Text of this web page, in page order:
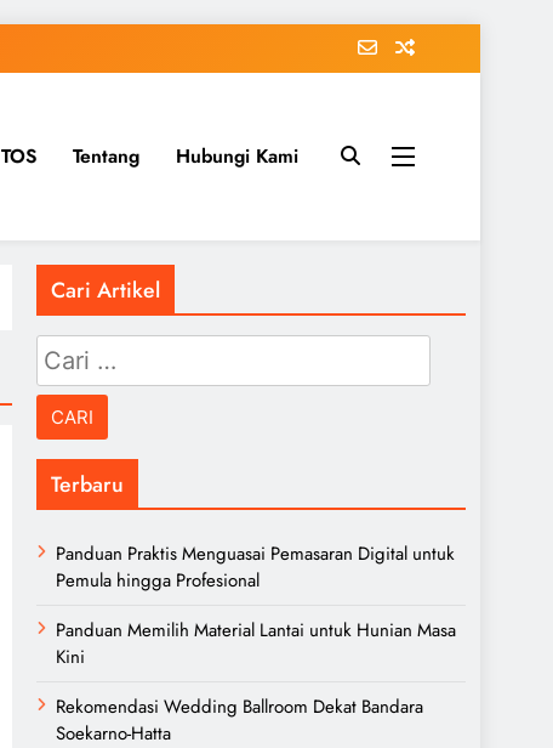
TOS Tentang Hubungi Kami
Cari Artikel
Cari
untuk:
Terbaru
Panduan Praktis Menguasai Pemasaran Digital untuk
Pemula hingga Profesional
Panduan Memilih Material Lantai untuk Hunian Masa
Kini
Rekomendasi Wedding Ballroom Dekat Bandara
Soekarno-Hatta